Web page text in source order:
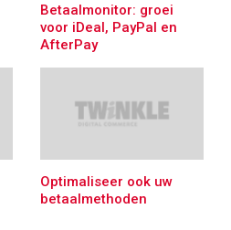
Betaalmonitor: groei
voor iDeal, PayPal en
AfterPay
Optimaliseer ook uw
betaalmethoden